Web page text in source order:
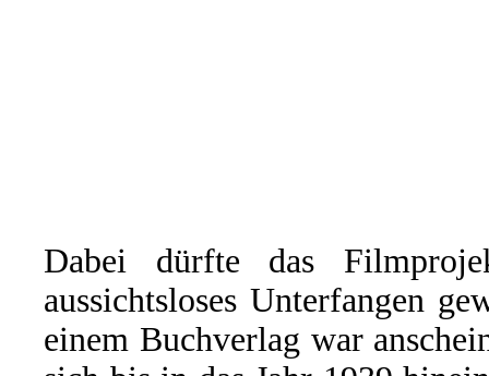
Dabei dürfte das
aussichtsloses Unterfangen
einem Buchverlag war